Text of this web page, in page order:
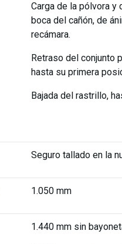
Carga de la pólvora
boca del cañón, de
recámara.
Retraso del conjunto
hasta su primera
Bajada del rastrillo,
Seguro tallado en la
1.050 mm
1.440 mm sin